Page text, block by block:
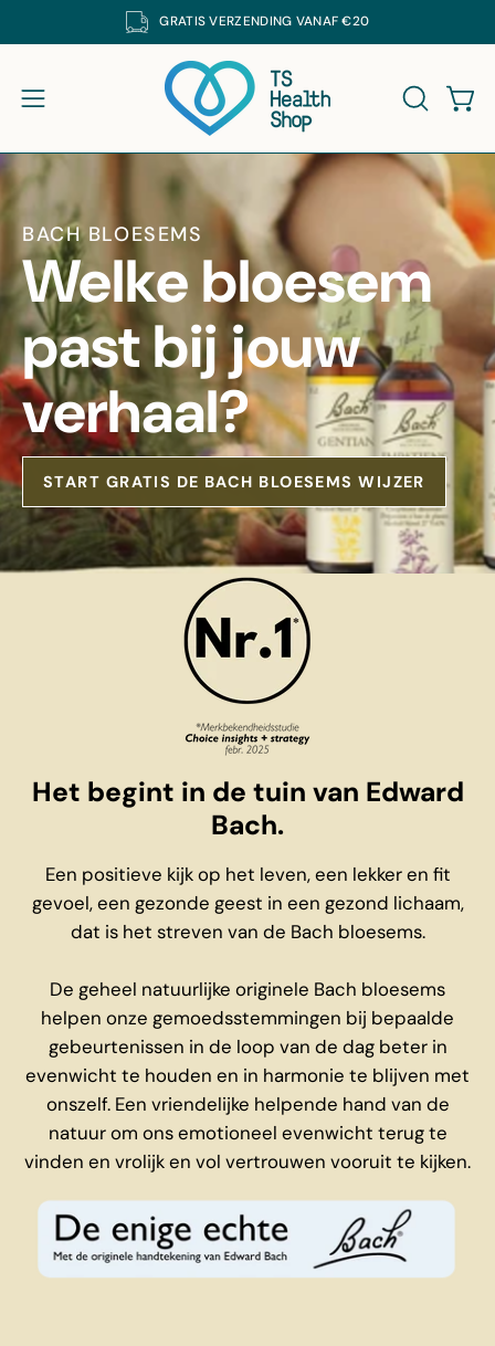
naar
DE SUPPLEMENTEN VAN DE CRUYDHOF MET 25% KORTING. CODE:
GRATISVERZENDING VANAF €20
Navigatiemenu openen
BACH BLOESEMS
Welke bloesem
past bij jouw
verhaal?
START GRATIS DE BACH BLOESEMS WIJZER
Het begint in de tuin van Edward
Bach.
Een positieve kijk op het leven, een lekker en fit
gevoel, een gezonde geest in een gezond lichaam,
dat is het streven van de Bach bloesems.
De geheel natuurlijke originele Bach bloesems
helpen onze gemoedsstemmingen bij bepaalde
gebeurtenissen in de loop van de dag beter in
evenwicht te houden en in harmonie te blijven met
onszelf. Een vriendelijke helpende hand van de
natuur om ons emotioneel evenwicht terug te
vinden en vrolijk en vol vertrouwen vooruit te kijken.